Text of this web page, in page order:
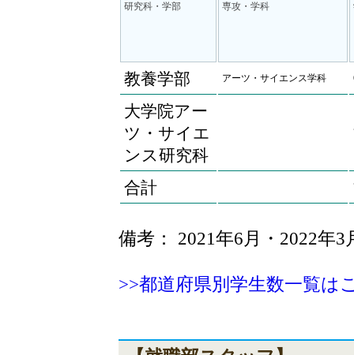
研究科・学部 専攻・学科
教養学部 アーツ・サイエンス学科
大学院アー
ツ・サイエ
ンス研究科
合計
備考： 2021年6月・2022年3
>>都道府県別学生数一覧は